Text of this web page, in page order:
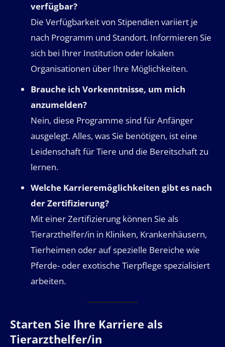
verfügbar?
Die Verfügbarkeit von Stipendien variiert je
nach Programm und Standort. Informieren Sie
sich bei Ihrer Institution oder lokalen
Organisationen über Ihre Möglichkeiten.
Brauche ich Vorkenntnisse, um mich
anzumelden?
Nein, diese Programme sind für Anfänger
ausgelegt. Alles, was Sie benötigen, ist eine
Leidenschaft für Tiere und die Bereitschaft zu
lernen.
Welche Karrieremöglichkeiten gibt es nach
der Zertifizierung?
Mit einer Zertifizierung können Sie als
Tierarzthelfer/in in Kliniken, Krankenhäusern,
Tierheimen oder auf spezielle Bereiche wie
Pferde- oder exotische Tierpflege spezialisiert
arbeiten.
Starten Sie Ihre Karriere als
Tierarzthelfer/in